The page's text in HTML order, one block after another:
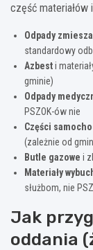
część materiałów
Odpady
standardowy
Azbesti
gminie)
Odpady
PSZOK-ów nie
Części
(zależnie od
Butle gazowe i
Materiały
służbom, nie
Jak
oddania